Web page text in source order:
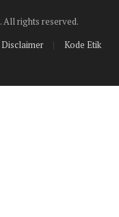
. All rights reserved.
Disclaimer Kode Etik